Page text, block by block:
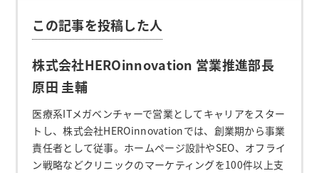
この記事を投稿した人
株式会社HEROinnovation 営業推進部長
原田 圭輔
医療系ITメガベンチャーで営業としてキャリアをスター
トし、株式会社HEROinnovationでは、創業期から事業
責任者として従事。ホームページ設計やSEO、オフライ
ン戦略などクリニックのマーケティングを100件以上支